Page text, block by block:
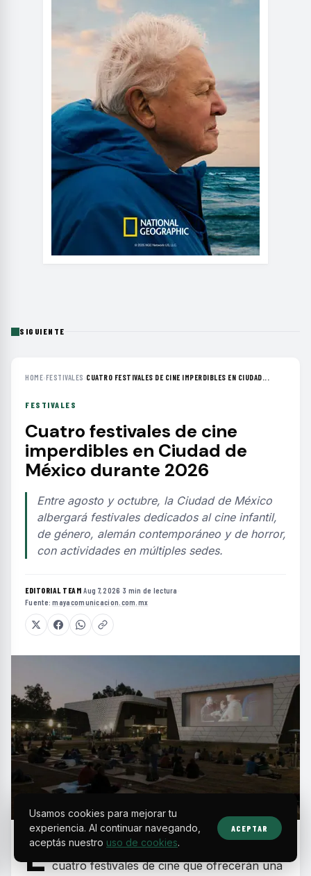
SIGUIENTE
HOME›FESTIVALES ›CUATRO FESTIVALES DE CINE IMPERDIBLES EN CIUDAD...
FESTIVALES
Cuatro festivales de cine
imperdibles en Ciudad de
México durante 2026
Entre agosto y octubre, la Ciudad de México
albergará festivales dedicados al cine infantil,
de género, alemán contemporáneo y de horror,
con actividades en múltiples sedes.
EDITORIAL TEAM·Aug 7, 2026 ·3 min de lectura ·
Fuente:mayacomunicacion.com.mx
L a Ciudad de México será el escenario de
cuatro festivales de cine que ofrecerán una
Usamos cookies para mejorar tu
experiencia. Al continuar navegando,
aceptás nuestro uso de cookies.
ACEPTAR